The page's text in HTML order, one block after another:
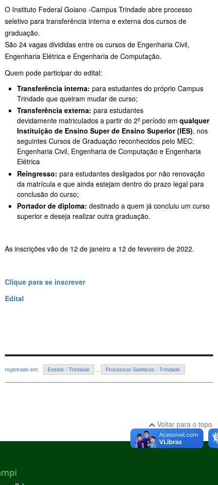
O Instituto Federal Goiano -Campus Trindade abre processo
seletivo para transferência interna e externa dos cursos de
graduação.
São 24 vagas divididas entre os cursos de Engenharia Civil,
Engenharia Elétrica e Engenharia de Computação.
Quem pode participar do edital:
Transferência interna: para estudantes do próprio Campus
Trindade que queiram mudar de curso;
Transferência externa: para estudantes
devidamente matriculados a partir do 2º período em qualquer
Instituição de Ensino Super de Ensino Superior (IES), nos
seguintes Cursos de Graduação reconhecidos pelo MEC:
Engenharia Civil, Engenharia de Computação e Engenharia
Elétrica
Reingresso: para estudantes desligados por não renovação
da matrícula e que ainda estejam dentro do prazo legal para
conclusão do curso;
Portador de diploma: destinado a quem já concluiu um curso
superior e deseja realizar outra graduação.
As inscrições vão de 12 de janeiro a 12 de fevereiro de 2022.
Clique para se inscrever
Edital
registrado em: Ensino - Trindade Processos Seletivos - Trindade
Voltar para o topo